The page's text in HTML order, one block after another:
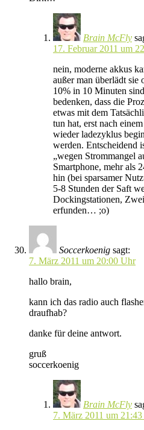
Brain McFly
17. Februar 2011 um
nein, moderne akkus
außer man überlädt sie
10% in 10 Minuten
bedenken, dass die
etwas mit dem
tun hat, erst nach
wieder ladezyklus
werden. Entscheidend
„wegen Strommangel
Smartphone, mehr als
hin (bei sparsamer
5-8 Stunden der Saft
Dockingstationen,
erfunden… ;o)
Soccerkoenig sagt:
7. März 2011 um 20:00 Uhr
hallo brain,
kann ich das radio auch
draufhab?
danke für deine antwort.
gruß
soccerkoenig
Brain McFly
7. März 2011 um